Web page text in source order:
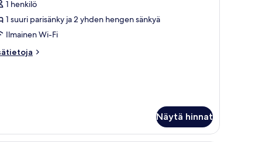
-
1 henkilö
1 suuri parisänky ja 2 yhden hengen sänkyä
Ilmainen Wi-Fi
-
Näytä hinnat